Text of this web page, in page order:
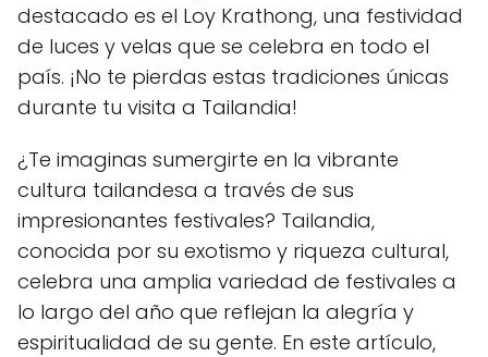
destacado es el Loy Krathong, una festividad
de luces y velas que se celebra en todo el
país. ¡No te pierdas estas tradiciones únicas
durante tu visita a Tailandia!
¿Te imaginas sumergirte en la vibrante
cultura tailandesa a través de sus
impresionantes festivales? Tailandia,
conocida por su exotismo y riqueza cultural,
celebra una amplia variedad de festivales a
lo largo del año que reflejan la alegría y
espiritualidad de su gente. En este artículo,